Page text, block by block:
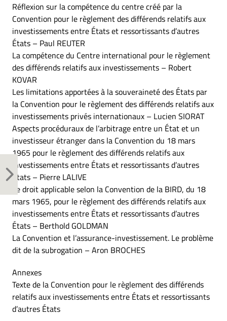
Réflexion sur la compétence du centre créé par la
Convention pour le règlement des différends relatifs aux
investissements entre États et ressortissants d’autres
États – Paul REUTER
La compétence du Centre international pour le règlement
des différends relatifs aux investissements – Robert
KOVAR
Les limitations apportées à la souveraineté des États par
la Convention pour le règlement des différends relatifs aux
investissements privés internationaux – Lucien SIORAT
Aspects procéduraux de l’arbitrage entre un État et un
investisseur étranger dans la Convention du 18 mars
1965 pour le règlement des différends relatifs aux
investissements entre États et ressortissants d’autres
États – Pierre LALIVE
Le droit applicable selon la Convention de la BIRD, du 18
mars 1965, pour le règlement des différends relatifs aux
investissements entre États et ressortissants d’autres
États – Berthold GOLDMAN
La Convention et l’assurance-investissement. Le problème
dit de la subrogation – Aron BROCHES
Annexes
Texte de la Convention pour le règlement des différends
relatifs aux investissements entre États et ressortissants
d’autres États